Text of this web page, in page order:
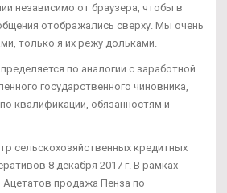
независимо от браузера, чтобы в
отображались сверху. Мы очень
только я их режу дольками.
по аналогии с заработной
государственного чиновника,
квалификации, обязанностям и
сельскохозяйственных кредитных
8 декабря 2017 г. В рамках
продажа Пенза по